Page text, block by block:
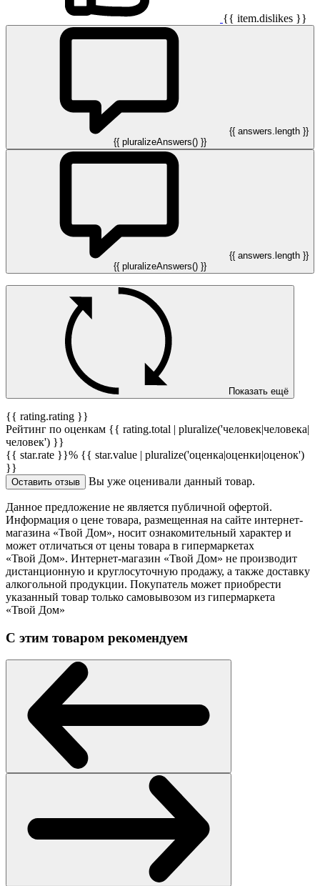
{{ item.dislikes }}
{{ answers.length }}
{{ pluralizeAnswers() }}
{{ answers.length }}
{{ pluralizeAnswers() }}
Показать ещё
{{ rating.rating }}
Рейтинг по оценкам {{ rating.total | pluralize('человек|человека|
человек') }}
{{ star.rate }}% {{ star.value | pluralize('оценка|оценки|оценок')
}}
Оставить отзыв Вы уже оценивали данный товар.
Данное предложение не является публичной офертой.
Информация о цене товара, размещенная на сайте интернет-
магазина «Твой Дом», носит ознакомительный характер и
может отличаться от цены товара в гипермаркетах
«Твой Дом». Интернет-магазин «Твой Дом» не производит
дистанционную и круглосуточную продажу, а также доставку
алкогольной продукции. Покупатель может приобрести
указанный товар только самовывозом из гипермаркета
«Твой Дом»
С этим товаром рекомендуем